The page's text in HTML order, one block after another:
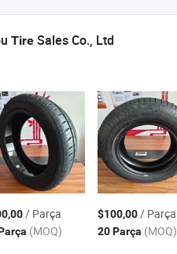
Tire Sales Co., Ltd
/ Parça
(MOQ)
$100,00/ Parça
20 Parça (MOQ)